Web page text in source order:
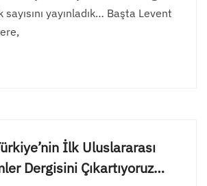
sayısını yayınladık… Başta Levent
İlk Uluslararası
Dergisini Çıkartıyoruz…